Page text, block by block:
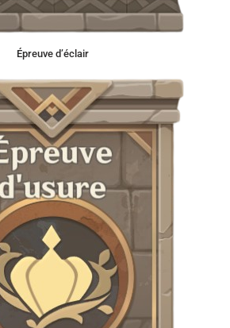
Épreuve d’éclair